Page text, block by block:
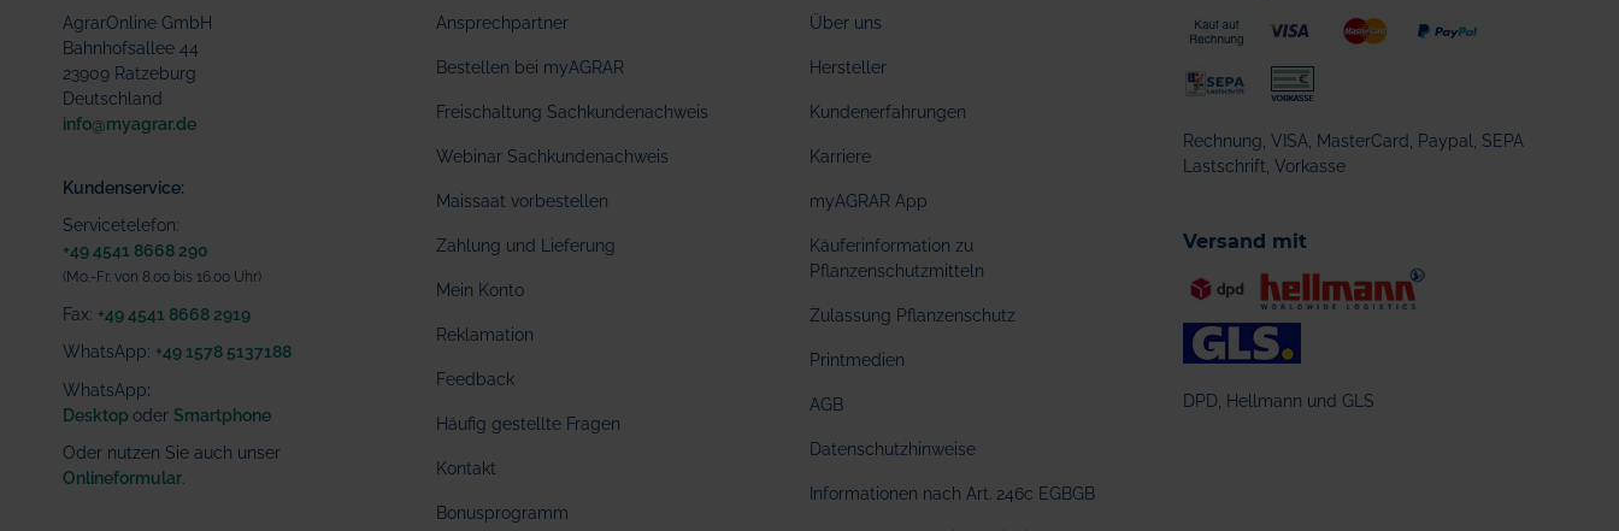
AgrarOnline GmbH
Bahnhofsallee 44
23909 Ratzeburg
Deutschland
info@myagrar.de
Kundenservice:
Servicetelefon:
+49 4541 8668 290
(Mo.-Fr. von 8.00 bis 16.00 Uhr)
Fax: +49 4541 8668 2919
WhatsApp: +49 1578 5137188
WhatsApp:
Desktop oder Smartphone
Oder nutzen Sie auch unser
Onlineformular.
Ansprechpartner
Bestellen bei myAGRAR
Freischaltung Sachkundenachweis
Webinar Sachkundenachweis
Maissaat vorbestellen
Zahlung und Lieferung
Mein Konto
Reklamation
Feedback
Häufig gestellte Fragen
Kontakt
Bonusprogramm
Über uns
Hersteller
Kundenerfahrungen
Karriere
myAGRAR App
Käuferinformation zu
Pflanzenschutzmitteln
Zulassung Pflanzenschutz
Printmedien
AGB
Datenschutzhinweise
Informationen nach Art. 246c EGBGB
Rechnung, VISA, MasterCard, Paypal, SEPA
Lastschrift, Vorkasse
Versand mit
DPD, Hellmann und GLS